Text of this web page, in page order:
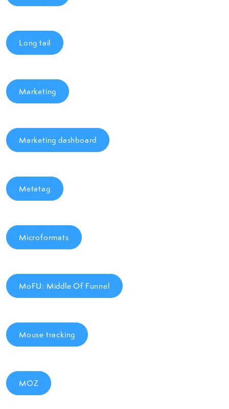
Long tail
Marketing
Marketing dashboard
Metatag
Microformats
MoFU: Middle Of Funnel
Mouse tracking
MOZ